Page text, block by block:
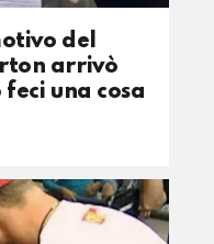
del
arrivò
una cosa